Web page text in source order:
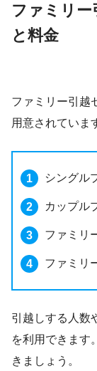
ファミリ
と料金
ファミリー引越
用意されていま
シングル
カップル
ファミリ
ファミリ
引越しする人数
を利用できます
きましょう。